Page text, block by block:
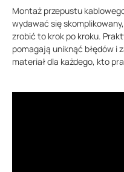
Montaż przepustu
wydawać się
zrobić to krok po kroku.
pomagają uniknąć błędów i
materiał dla każdego, kto